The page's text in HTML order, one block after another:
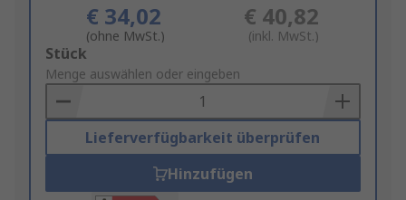
€ 34,02
(ohne MwSt.)
€ 40,82
(inkl. MwSt.)
Add
to
Basket
Stück
Menge auswählen oder eingeben
Lieferverfügbarkeit überprüfen
Hinzufügen